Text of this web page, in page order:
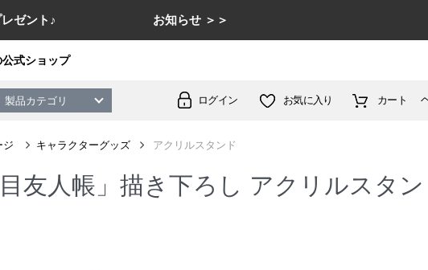
ゼント♪ お知らせ ＞＞
式ショップ
製品カテゴリ ログイン お気に入り カート
ジ キャラクターグッズ アクリルスタンド
目友人帳」描き下ろし アクリルスタ